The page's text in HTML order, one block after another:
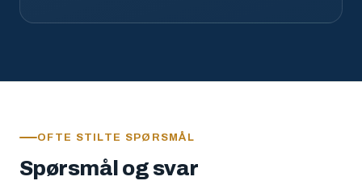
OFTE STILTE SPØRSMÅL
Spørsmål og svar